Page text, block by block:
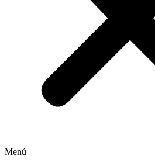
Menú